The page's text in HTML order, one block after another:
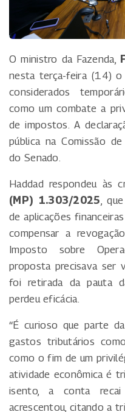
O ministro da Fazenda,
nesta terça-feira (14)
considerados
como um combate a
de impostos. A
pública na Comissão
do Senado.
Haddad respondeu às
(MP) 1.303/2025,
de aplicações
compensar a
Imposto sobre
proposta precisava ser
foi retirada da pauta
perdeu eficácia.
“É curioso que parte
gastos tributários
como o fim de um
atividade econômica é
isento, a conta
acrescentou, citando a